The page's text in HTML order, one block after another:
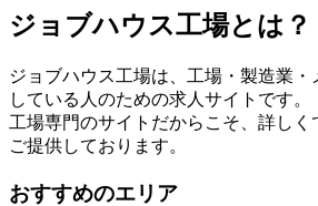
ジョブハウス工場とは？
ジョブハウス工場は、工場・製造業
している人のための求人サイトです。
工場専門のサイトだからこそ、詳し
ご提供しております。
おすすめのエリア